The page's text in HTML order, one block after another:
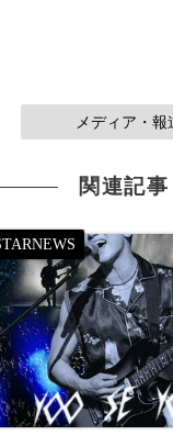
メディア・
関連記事